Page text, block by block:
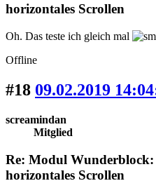
horizontales Scrollen
Oh. Das teste ich gleich mal
Offline
#18 09.02.2019
screamindan
Mitglied
Re: Modul Wunderblock:
horizontales Scrollen